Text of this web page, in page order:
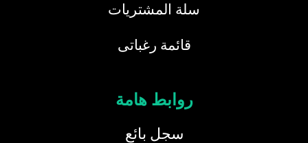
سلة المشتريات
قائمة رغباتى
روابط هامة
سجل بائع